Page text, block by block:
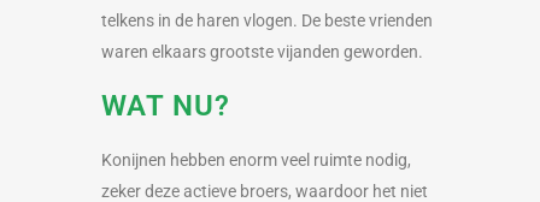
telkens in de haren vlogen. De beste vrienden
waren elkaars grootste vijanden geworden.
WAT NU?
Konijnen hebben enorm veel ruimte nodig,
zeker deze actieve broers, waardoor het niet